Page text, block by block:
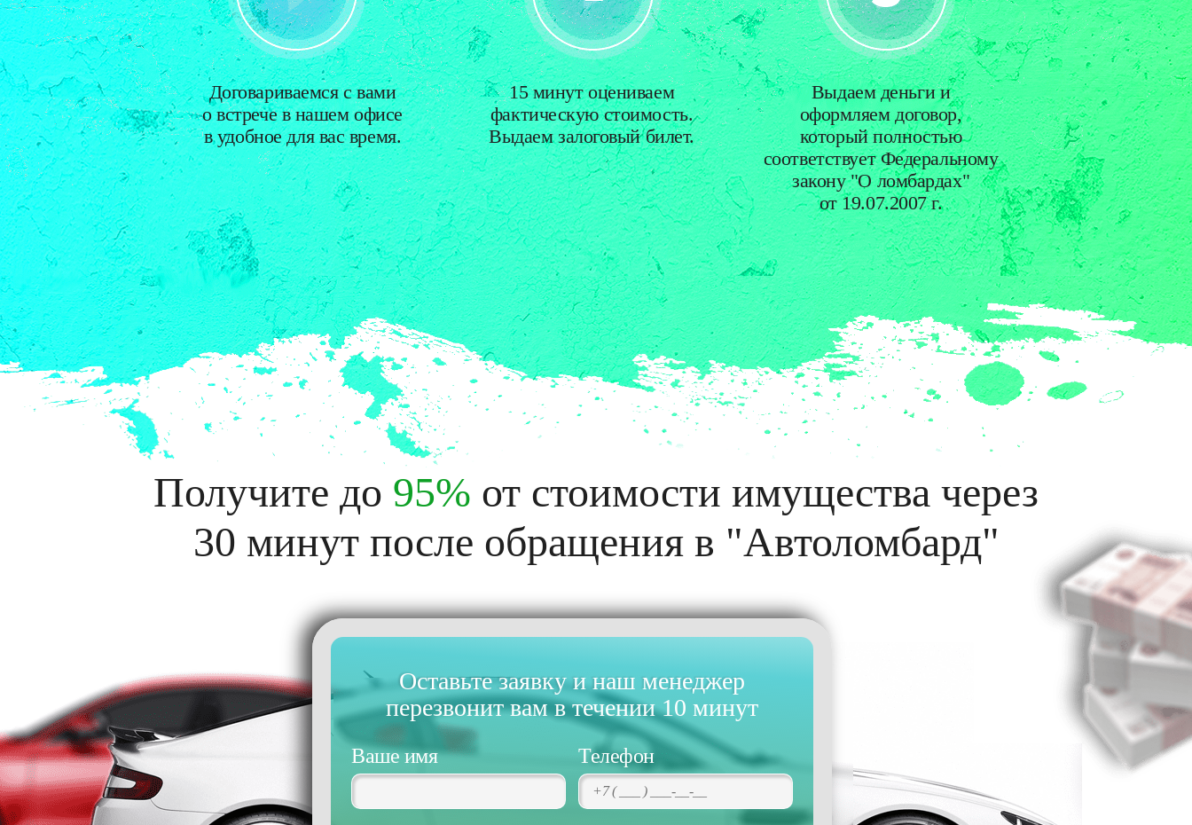
Договариваемся с вами
о встрече в нашем офисе
в удобное для вас время.
15 минут оцениваем
фактическую стоимость.
Выдаем залоговый билет.
Выдаем деньги и
оформляем договор,
который полностью
соответствует Федеральному
закону "О ломбардах"
от 19.07.2007 г.
Получите до 95% от стоимости имущества через
30 минут после обращения в "Автоломбард"
Оставьте заявку и наш менеджер
перезвонит вам в течении 10 минут
Ваше имя Телефон